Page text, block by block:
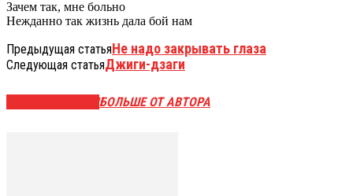
Зачем так, мне больно
Нежданно так жизнь дала бой нам
Предыдущая статьяНе надо закрывать глаза
Следующая статьяДжиги-дзаги
БОЛЬШЕ ОТ АВТОРА